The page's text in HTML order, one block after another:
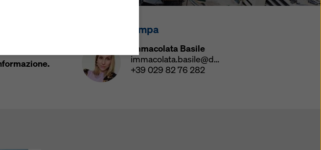
in
casseforme
Contatto stampa
Immacolata Basile
immacolata.basile@doka.com
+39 029 82 76 282
una decisione di adeguatezza
garanzie adeguate ai sensi
si estende anche a questo.
in questo modo siano
rimedi legali efficaci contro
il consenso cliccando su